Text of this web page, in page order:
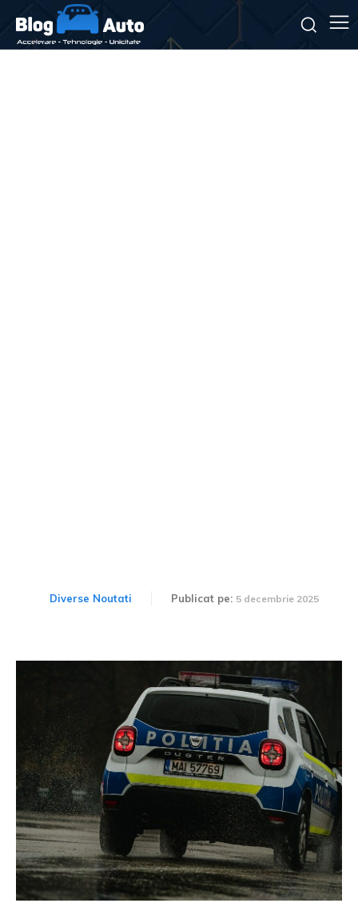
Diverse Noutati Publicat pe: 5 decembrie 2025